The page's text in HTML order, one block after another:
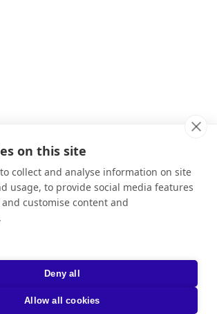
on this site
collect and analyse information on site
usage, to provide social media features
customise content and
Deny all
Allow all cookies